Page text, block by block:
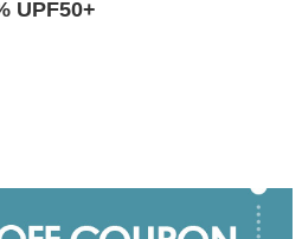
UPF50+